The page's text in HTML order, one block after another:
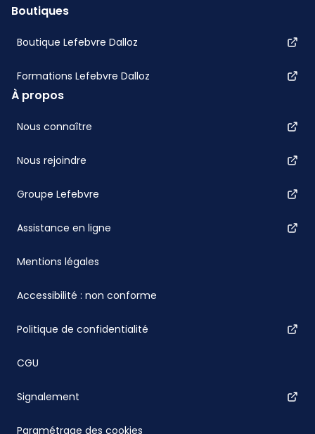
Boutiques
Boutique Lefebvre Dalloz
Formations Lefebvre Dalloz
À propos
Nous connaître
Nous rejoindre
Groupe Lefebvre
Assistance en ligne
Mentions légales
Accessibilité : non conforme
Politique de confidentialité
CGU
Signalement
Paramétrage des cookies